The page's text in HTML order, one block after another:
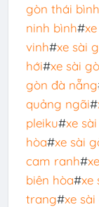
gòn thái bình
ninh bình#
vinh#xe sài
hới#xe sài
gòn đà nẵng
quảng ngãi#
pleiku#xe
hòa#xe sài
cam ranh#
biên hòa#xe
trang#xe